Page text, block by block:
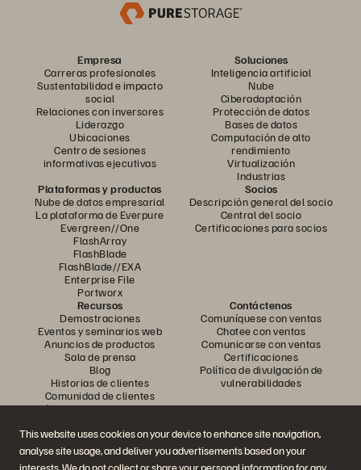
This website uses cookies on your device to enhance site navigation,
analyse site usage, and deliver you advertisements based on your
Empresa
Carreras profesionales
Sustentabilidad e impacto
social
Relaciones con inversores
Liderazgo
Ubicaciones
Centro de sesiones
informativas ejecutivas
Soluciones
Inteligencia artificial
Nube
Ciberadaptación
Protección de datos
Bases de datos
Computación de alto
rendimiento
Virtualización
Industrias
Plataformas y productos
Nube de datos empresarial
La plataforma de Everpure
Evergreen//One
FlashArray
FlashBlade
FlashBlade//EXA
Enterprise File
Portworx
Socios
Descripción general del socio
Central del socio
Certificaciones para socios
Recursos
Demostraciones
Eventos y seminarios web
Anuncios de productos
Sala de prensa
Blog
Historias de clientes
Comunidad de clientes
Artículo sobre conocimiento
Contáctenos
Comuníquese con ventas
Chatee con ventas
Comunicarse con ventas
Certificaciones
Política de divulgación de
vulnerabilidades
Únase a la conversación